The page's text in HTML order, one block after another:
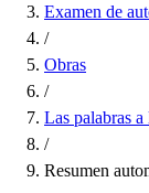
Examen de
/
Obras
/
Las palabras a
/
Resumen